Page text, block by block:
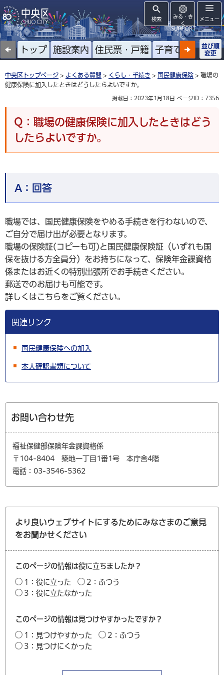
検索
みる・き
く
SUPPORT
メニュー
トップ 施設案内 住民票・戸籍 子育て 高齢者
並び順
変更
中央区トップページ > よくある質問 > くらし・手続き > 国民健康保険 > 職場の
健康保険に加入したときはどうしたらよいですか。
掲載日：2023年1月18日 ページID：7356
Q：職場の健康保険に加入したときはどう
したらよいですか。
A： 回答
職場では、国民健康保険をやめる手続きを行わないので、
ご自分で届け出が必要となります。
職場の保険証(コピーも可)と国民健康保険証（いずれも国
保を抜ける方全員分）をお持ちになって、保険年金課資格
係またはお近くの特別出張所でお手続きください。
郵送でのお届けも可能です。
詳しくはこちらをご覧ください。
関連リンク
国民健康保険への加入
本人確認書類について
お問い合わせ先
福祉保健部保険年金課資格係
〒104-8404 築地一丁目1番1号 本庁舎4階
電話：03-3546-5362
より良いウェブサイトにするためにみなさまのご意見
をお聞かせください
このページの情報は役に立ちましたか？
1：役に立った
2：ふつう
3：役に立たなかった
このページの情報は見つけやすかったですか？
1：見つけやすかった
2：ふつう
3：見つけにくかった